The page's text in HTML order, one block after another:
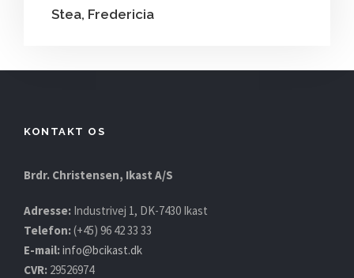
Stea, Fredericia
KONTAKT OS
Brdr. Christensen, Ikast A/S
Adresse: Industrivej 1, DK-7430 Ikast
Telefon:(+45) 96 42 33 33
E-mail:info@bcikast.dk
CVR: 29526974